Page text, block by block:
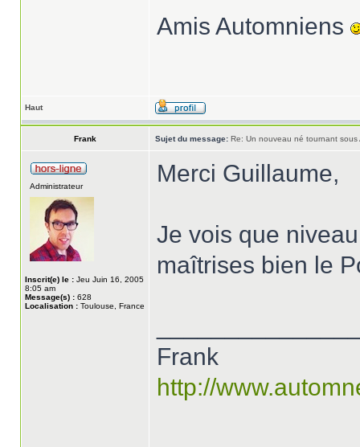
Amis Automniens
Haut
Frank Sujet du message: Re: Un nouveau né tournant sous
Administrateur
Inscrit(e) le : Jeu Juin 16, 2005
8:05 am
Message(s) : 628
Localisation : Toulouse, France
Merci Guillaume,
Je vois que
maîtrises bien le
Frank
http://